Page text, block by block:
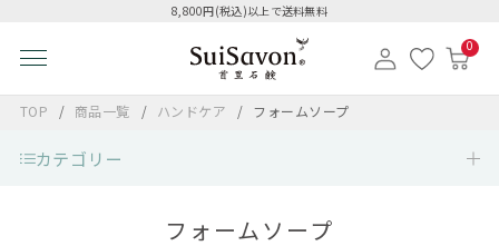
8,800円(税込)以上で送料無料
0
TOP 商品一覧 ハンドケア フォームソープ
カテゴリー
フォームソープ